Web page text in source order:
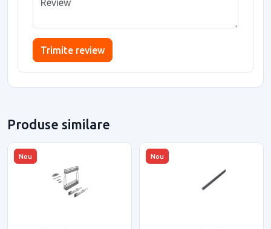
Trimite review
Produse similare
Nou Nou